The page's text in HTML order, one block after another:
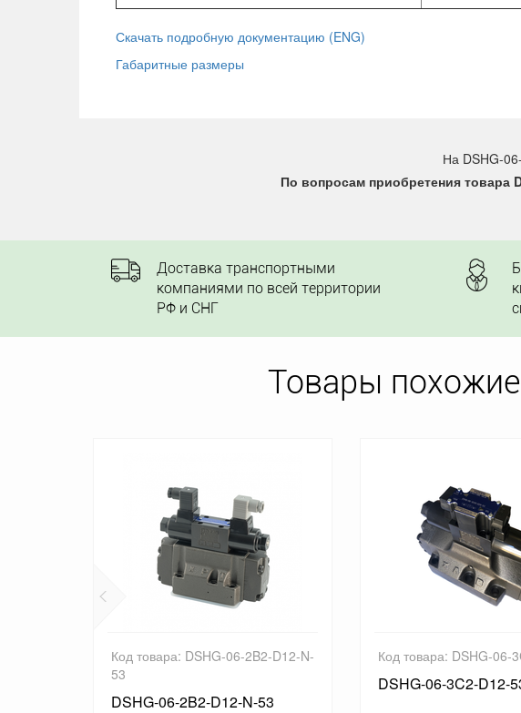
Скачать подробную документацию (ENG)
Габаритные размеры
На DSHG-
По вопросам приобретения товара
Доставка транспортными
компаниями по всей территории
РФ и СНГ
Товары
Код товара: DSHG-06-2B2-D12-N-
53
DSHG-06-2B2-D12-N-53
Код товара: DSHG-06-
DSHG-06-3C2-D12-